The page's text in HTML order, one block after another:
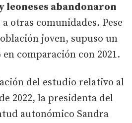
leoneses abandonaron
otras comunidades. Pese
joven, supuso un
en comparación con 2021.
del estudio relativo al
2022, la presidenta del
autonómico Sandra